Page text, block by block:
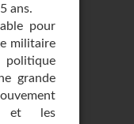
ans.
pour
militaire
politique
grande
et les